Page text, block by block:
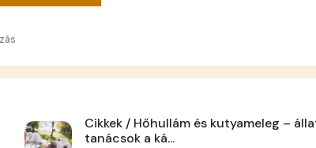
Cikkek / Hőhullám és kutyameleg –
tanácsok a ká...